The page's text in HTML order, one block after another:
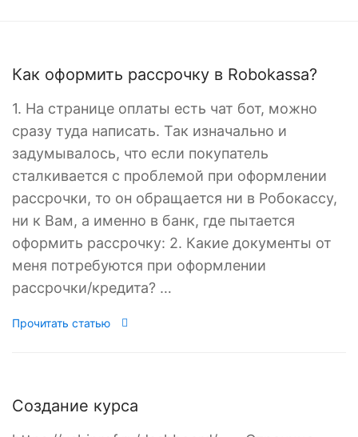
Как оформить рассрочку в Robokassa?
1. На странице оплаты есть чат бот, можно
сразу туда написать. Так изначально и
задумывалось, что если покупатель
сталкивается с проблемой при оформлении
рассрочки, то он обращается ни в Робокассу,
ни к Вам, а именно в банк, где пытается
оформить рассрочку: 2. Какие документы от
меня потребуются при оформлении
рассрочки/кредита? …
Прочитать статью
Создание курса